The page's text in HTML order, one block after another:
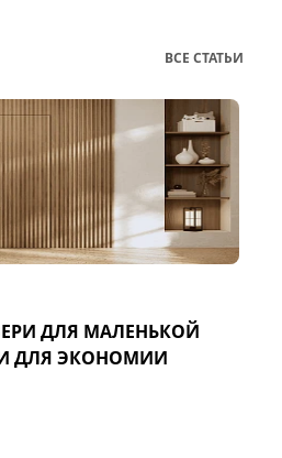
ВСЕ СТАТЬИ
ДЛЯ МАЛЕНЬКОЙ
ДЛЯ ЭКОНОМИИ